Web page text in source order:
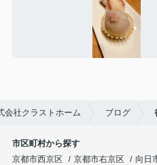
会社クラストホーム ブログ
市区町村から探す
京都市西京区
京都市右京区 向日